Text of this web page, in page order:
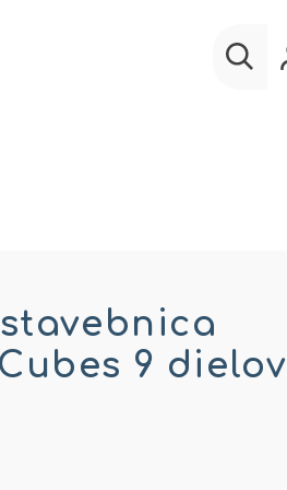
9 dielov